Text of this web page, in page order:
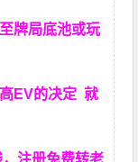
牌局底池或玩
EV的决定就
注册免费转老